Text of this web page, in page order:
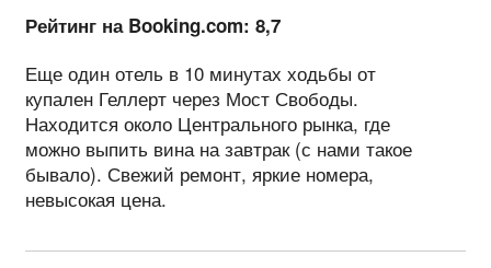
Рейтинг на Booking.com: 8,7
Еще один отель в 10 минутах ходьбы от
купален Геллерт через Мост Свободы.
Находится около Центрального рынка, где
можно выпить вина на завтрак (с нами такое
бывало). Свежий ремонт, яркие номера,
невысокая цена.